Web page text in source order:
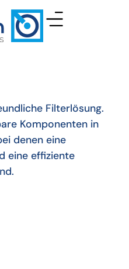
Filterlösung.
Komponenten in
denen eine
eine effiziente